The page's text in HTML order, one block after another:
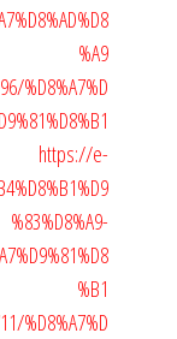
%A9
%D8%A7%D
https://e-
%83%D8%A9-
%B1
%D8%A7%D